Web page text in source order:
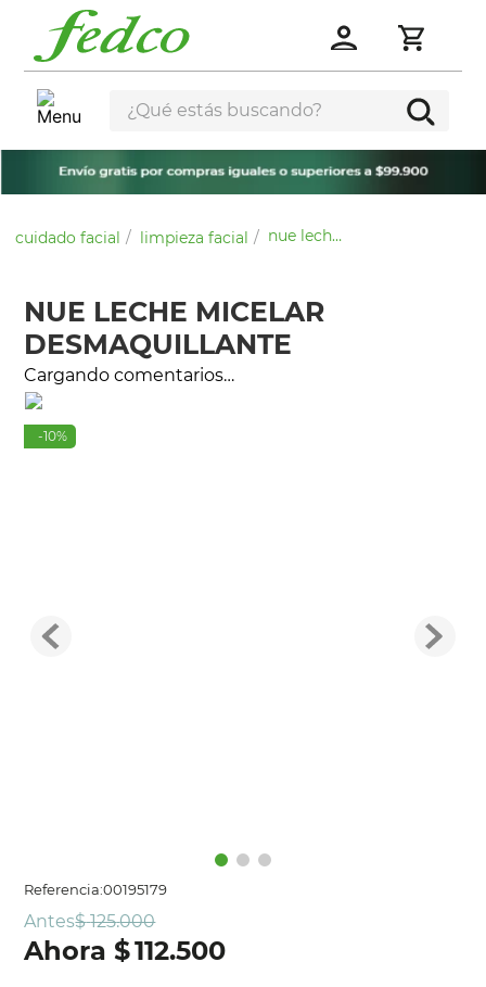
¿Qué estás buscando?
cuidado facial limpieza facial nue leche micelar desmaquillante
NUE LECHE MICELAR
DESMAQUILLANTE
Cargando comentarios…
-10%
Referencia:00195179
Antes$ 125.000
$112.500